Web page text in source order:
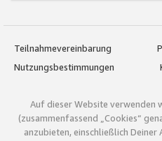
Teilnahmevereinbarung
Nutzungsbestimmungen
Auf dieser Website verwenden
(zusammenfassend „Cookies“
anzubieten, einschließlich